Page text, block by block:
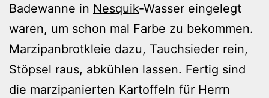
Badewanne in Nesquik-Wasser eingelegt
waren, um schon mal Farbe zu bekommen.
Marzipanbrotkleie dazu, Tauchsieder rein,
Stöpsel raus, abkühlen lassen. Fertig sind
die marzipanierten Kartoffeln für Herrn